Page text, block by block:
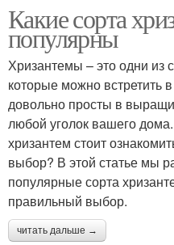
Какие сорта
популярны
Хризантемы – это одни из
которые можно встретить
довольно просты в
любой уголок вашего
хризантем стоит
выбор? В этой статье мы
популярные сорта
правильный выбор.
читать дальше →